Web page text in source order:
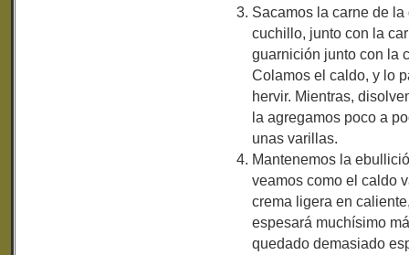
Sacamos la carne de
cuchillo, junto con la
guarnición junto con la
Colamos el caldo, y lo
hervir. Mientras,
la agregamos poco a
unas varillas.
Mantenemos la
veamos como el caldo
crema ligera en
espesará muchísimo
quedado demasiado